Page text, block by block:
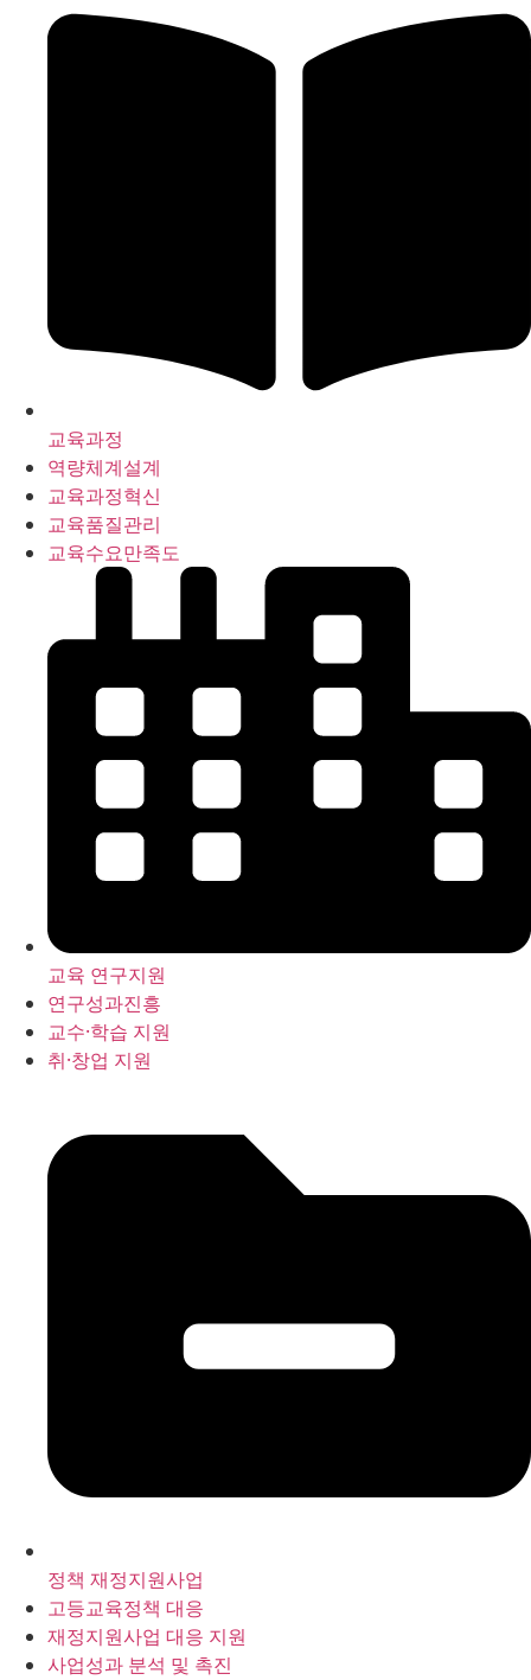
교육과정
역량체계설계
교육과정혁신
교육품질관리
교육수요만족도
교육 연구지원
연구성과진흥
교수·학습 지원
취·창업 지원
정책 재정지원사업
고등교육정책 대응
재정지원사업 대응 지원
사업성과 분석 및 촉진